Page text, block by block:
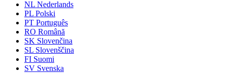
NL Nederlands
PL Polski
PT Português
RO Română
SK Slovenčina
SL Slovenščina
FI Suomi
SV Svenska